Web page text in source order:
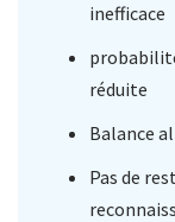
inefficace
réduite
Balance
Pas de